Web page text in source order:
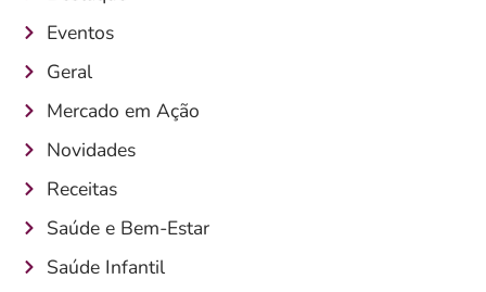
Eventos
Geral
Mercado em Ação
Novidades
Receitas
Saúde e Bem-Estar
Saúde Infantil